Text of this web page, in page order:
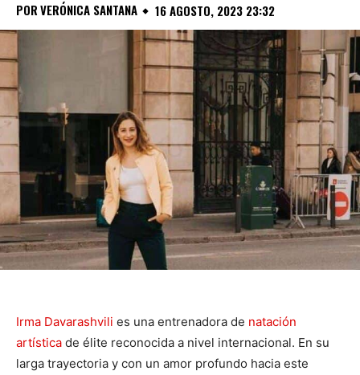
PORVERÓNICA SANTANA 16 AGOSTO, 2023 23:32
Irma Davarashvili es una entrenadora de natación
artística de élite reconocida a nivel internacional. En su
larga trayectoria y con un amor profundo hacia este